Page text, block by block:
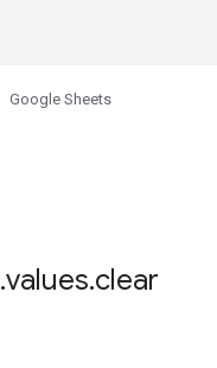
Google Sheets
.values.clear